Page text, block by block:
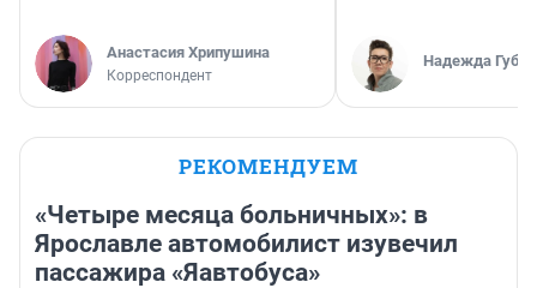
Анастасия Хрипушина
Корреспондент
Надежда
РЕКОМЕНДУЕМ
«Четыре месяца больничных»: в
Ярославле автомобилист изувечил
пассажира «Яавтобуса»